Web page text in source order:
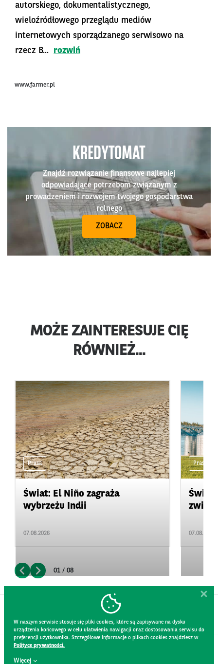
autorskiego, dokumentalistycznego,
wieloźródłowego przeglądu mediów
internetowych sporządzanego serwisowo na
rzecz B...
rozwiń
www.farmer.pl
KREDYTOMAT
Znajdź rozwiązanie finansowe najlepiej
odpowiadające potrzebom związanym z
prowadzeniem i rozwojem twojego gospodarstwa
rolnego
ZOBACZ
MOŻE ZAINTERESUJE CIĘ
RÓWNIEŻ...
Prasa
Świat: El Niño zagraża
wybrzeżu Indii
07.08.2026
Prasa
07.08.2026
01 / 08
W naszym serwisie stosuje się pliki cookies, które są zapisywane na dysku
urządzenia końcowego w celu ułatwienia nawigacji oraz dostosowania serwisu do
preferencji użytkownika. Szczegółowe informacje o plikach cookies znajdziesz w
Polityce prywatności.
Więcej
REGULAMIN STRONY